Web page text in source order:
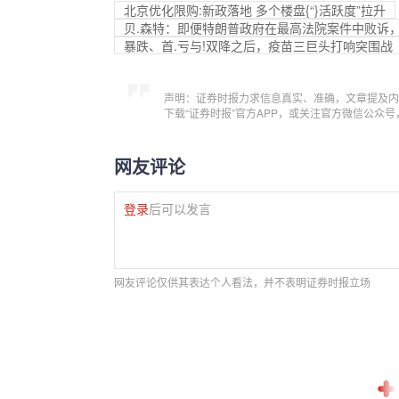
北京优化限购:新政落地 多个楼盘{“}活跃度”拉升
贝.森特：即便特朗普政府在最高法院案件中败诉
暴跌、首.亏与!双降之后，疫苗三巨头打响突围战
声明：证券时报力求信息真实、准确，文章提及
下载“证券时报”官方APP，或关注官方微信公众
网友评论
登录后可以发言
网友评论仅供其表达个人看法，并不表明证券时报立场